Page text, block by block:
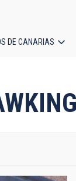
DE CANARIAS